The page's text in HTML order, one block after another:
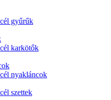
gyűrűk
karkötők
nyakláncok
szettek